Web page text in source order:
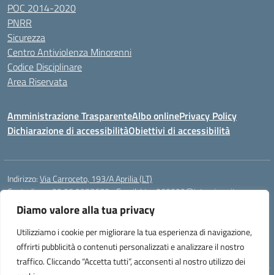
Diamo valore alla tua privacy
Utilizziamo i cookie per migliorare la tua esperienza di navigazione,
offrirti pubblicità o contenuti personalizzati e analizzare il nostro
traffico. Cliccando “Accetta tutti”, acconsenti al nostro utilizzo dei
POC 2014-2020
PNRR
Sicurezza
Centro Antiviolenza Minorenni
Codice Disciplinare
Area Riservata
Amministrazione TrasparenteAlbo onlinePrivacy Policy
Dichiarazione di accessibilitàObiettivi di accessibilità
Indirizzo:Via Carroceto, 193/A Aprilia (LT)
Centralino:+39 06 9257678 Email:Ltps060002@istruzione.it
Posta elettronica certificata (PEC): Ltps060002@pec.istruzione.it
Codice fiscale: 91001930592
Codice meccanografico: LTPS060002